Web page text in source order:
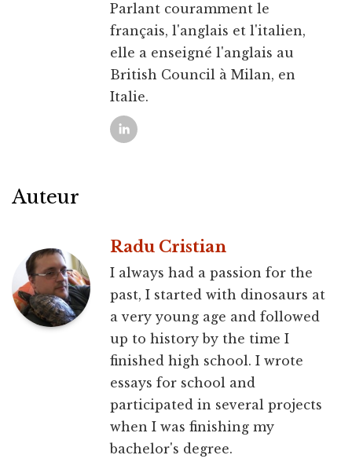
Parlant couramment le
français, l'anglais et l'italien,
elle a enseigné l'anglais au
British Council à Milan, en
Italie.
Auteur
Radu Cristian
I always had a passion for the
past, I started with dinosaurs at
a very young age and followed
up to history by the time I
finished high school. I wrote
essays for school and
participated in several projects
when I was finishing my
bachelor's degree.